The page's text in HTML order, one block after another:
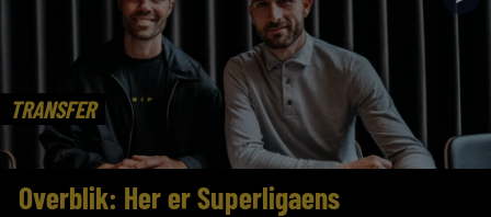
TRANSFER
Overblik: Her er Superligaens